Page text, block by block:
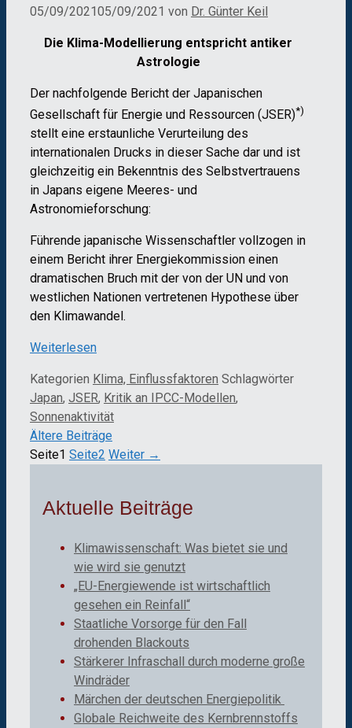
05/09/202105/09/2021 von Dr. Günter Keil
Die Klima-Modellierung entspricht antiker
Astrologie
Der nachfolgende Bericht der Japanischen
Gesellschaft für Energie und Ressourcen (JSER)*)
stellt eine erstaunliche Verurteilung des
internationalen Drucks in dieser Sache dar und ist
gleichzeitig ein Bekenntnis des Selbstvertrauens
in Japans eigene Meeres- und
Astronomieforschung:
Führende japanische Wissenschaftler vollzogen in
einem Bericht ihrer Energiekommission einen
dramatischen Bruch mit der von der UN und von
westlichen Nationen vertretenen Hypothese über
den Klimawandel.
Weiterlesen
Kategorien Klima, Einflussfaktoren Schlagwörter
Japan, JSER, Kritik an IPCC-Modellen,
Sonnenaktivität
Ältere Beiträge
Seite1 Seite2 Weiter →
Aktuelle Beiträge
Klimawissenschaft: Was bietet sie und
wie wird sie genutzt
„EU-Energiewende ist wirtschaftlich
gesehen ein Reinfall“
Staatliche Vorsorge für den Fall
drohenden Blackouts
Stärkerer Infraschall durch moderne große
Windräder
Märchen der deutschen Energiepolitik
Globale Reichweite des Kernbrennstoffs